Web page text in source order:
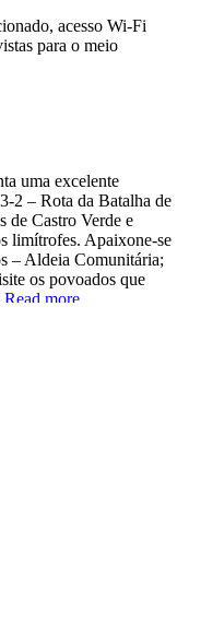
acesso Wi-Fi
para o meio
uma excelente
2 – Rota da Batalha de
de Castro Verde e
limítrofes. Apaixone-se
– Aldeia Comunitária;
os povoados que
Read more...